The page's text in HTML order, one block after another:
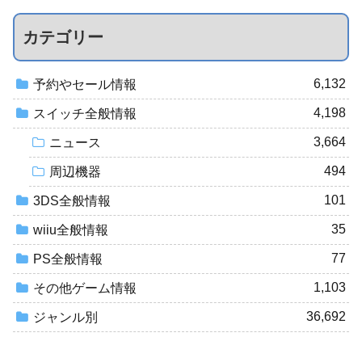
カテゴリー
予約やセール情報 6,132
スイッチ全般情報 4,198
ニュース 3,664
周辺機器 494
3DS全般情報 101
wiiu全般情報 35
PS全般情報 77
その他ゲーム情報 1,103
ジャンル別 36,692